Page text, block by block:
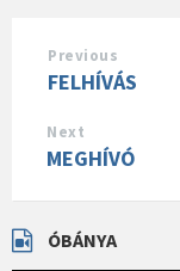
Previous
FELHÍVÁS
Next
MEGHÍVÓ
ÓBÁNYA